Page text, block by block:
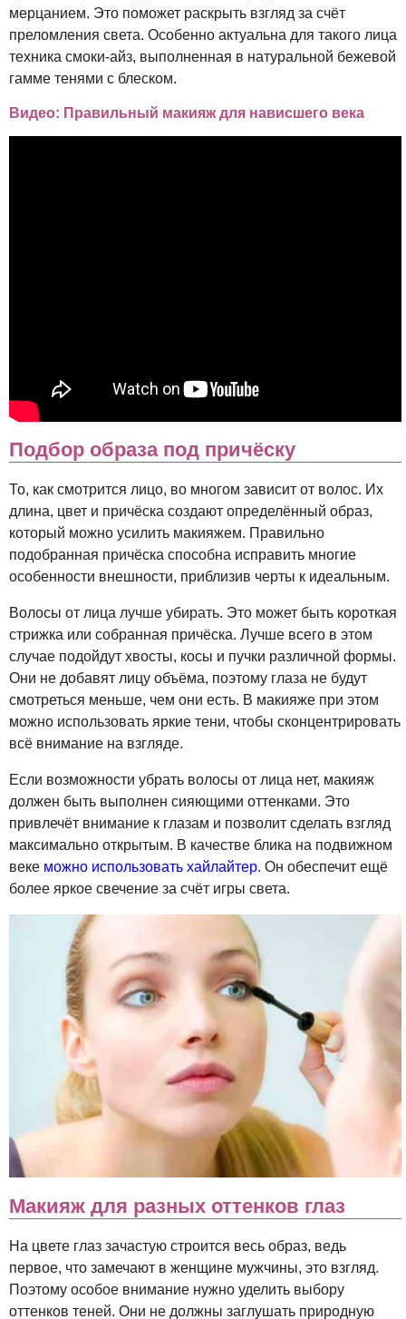
мерцанием. Это поможет раскрыть взгляд за счёт
преломления света. Особенно актуальна для такого лица
техника смоки-айз, выполненная в натуральной бежевой
гамме тенями с блеском.
Видео: Правильный макияж для нависшего века
Подбор образа под причёску
То, как смотрится лицо, во многом зависит от волос. Их
длина, цвет и причёска создают определённый образ,
который можно усилить макияжем. Правильно
подобранная причёска способна исправить многие
особенности внешности, приблизив черты к идеальным.
Волосы от лица лучше убирать. Это может быть короткая
стрижка или собранная причёска. Лучше всего в этом
случае подойдут хвосты, косы и пучки различной формы.
Они не добавят лицу объёма, поэтому глаза не будут
смотреться меньше, чем они есть. В макияже при этом
можно использовать яркие тени, чтобы сконцентрировать
всё внимание на взгляде.
Если возможности убрать волосы от лица нет, макияж
должен быть выполнен сияющими оттенками. Это
привлечёт внимание к глазам и позволит сделать взгляд
максимально открытым. В качестве блика на подвижном
веке можно использовать хайлайтер. Он обеспечит ещё
более яркое свечение за счёт игры света.
Макияж для разных оттенков глаз
На цвете глаз зачастую строится весь образ, ведь
первое, что замечают в женщине мужчины, это взгляд.
Поэтому особое внимание нужно уделить выбору
оттенков теней. Они не должны заглушать природную